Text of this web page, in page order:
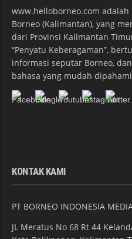
www.helloborneo.com
Borneo (Kalimantan), yang
dari Provinsi Kalimantan
“Penyatu Keberagaman”,
informasi seputar Borneo,
bahasa yang mudah
KONTAK KAMI
PT BORNEO INDONESIA
JL Meratus No 68 Rt 44